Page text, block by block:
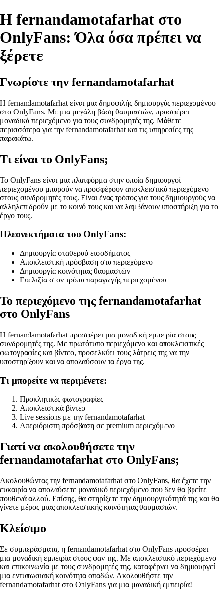
Η fernandamotafarhat στο
OnlyFans: Όλα όσα πρέπει να
ξέρετε
Γνωρίστε την fernandamotafarhat
Η fernandamotafarhat είναι μια δημοφιλής δημιουργός περιεχομένου
στο OnlyFans. Με μια μεγάλη βάση θαυμαστών, προσφέρει
μοναδικό περιεχόμενο για τους συνδρομητές της. Μάθετε
περισσότερα για την fernandamotafarhat και τις υπηρεσίες της
παρακάτω.
Τι είναι το OnlyFans;
To OnlyFans είναι μια πλατφόρμα στην οποία δημιουργοί
περιεχομένου μπορούν να προσφέρουν αποκλειστικό περιεχόμενο
στους συνδρομητές τους. Είναι ένας τρόπος για τους δημιουργούς να
αλληλεπιδρούν με το κοινό τους και να λαμβάνουν υποστήριξη για το
έργο τους.
Πλεονεκτήματα του OnlyFans:
Δημιουργία σταθερού εισοδήματος
Αποκλειστική πρόσβαση στο περιεχόμενο
Δημιουργία κοινότητας θαυμαστών
Ευελιξία στον τρόπο παραγωγής περιεχομένου
Το περιεχόμενο της fernandamotafarhat
στο OnlyFans
Η fernandamotafarhat προσφέρει μια μοναδική εμπειρία στους
συνδρομητές της. Με πρωτότυπο περιεχόμενο και αποκλειστικές
φωτογραφίες και βίντεο, προσελκύει τους λάτρεις της να την
υποστηρίξουν και να απολαύσουν τα έργα της.
Τι μπορείτε να περιμένετε:
Προκλητικές φωτογραφίες
Αποκλειστικά βίντεο
Live sessions με την fernandamotafarhat
Απεριόριστη πρόσβαση σε premium περιεχόμενο
Γιατί να ακολουθήσετε την
fernandamotafarhat στο OnlyFans;
Ακολουθώντας την fernandamotafarhat στο OnlyFans, θα έχετε την
ευκαιρία να απολαύσετε μοναδικό περιεχόμενο που δεν θα βρείτε
πουθενά αλλού. Επίσης, θα στηρίξετε την δημιουργικότητά της και θα
γίνετε μέρος μιας αποκλειστικής κοινότητας θαυμαστών.
Κλείσιμο
Σε συμπεράσματα, η fernandamotafarhat στο OnlyFans προσφέρει
μια μοναδική εμπειρία στους φαν της. Με αποκλειστικό περιεχόμενο
και επικοινωνία με τους συνδρομητές της, καταφέρνει να δημιουργεί
μια εντυπωσιακή κοινότητα οπαδών. Ακολουθήστε την
fernandamotafarhat στο OnlyFans για μια μοναδική εμπειρία!